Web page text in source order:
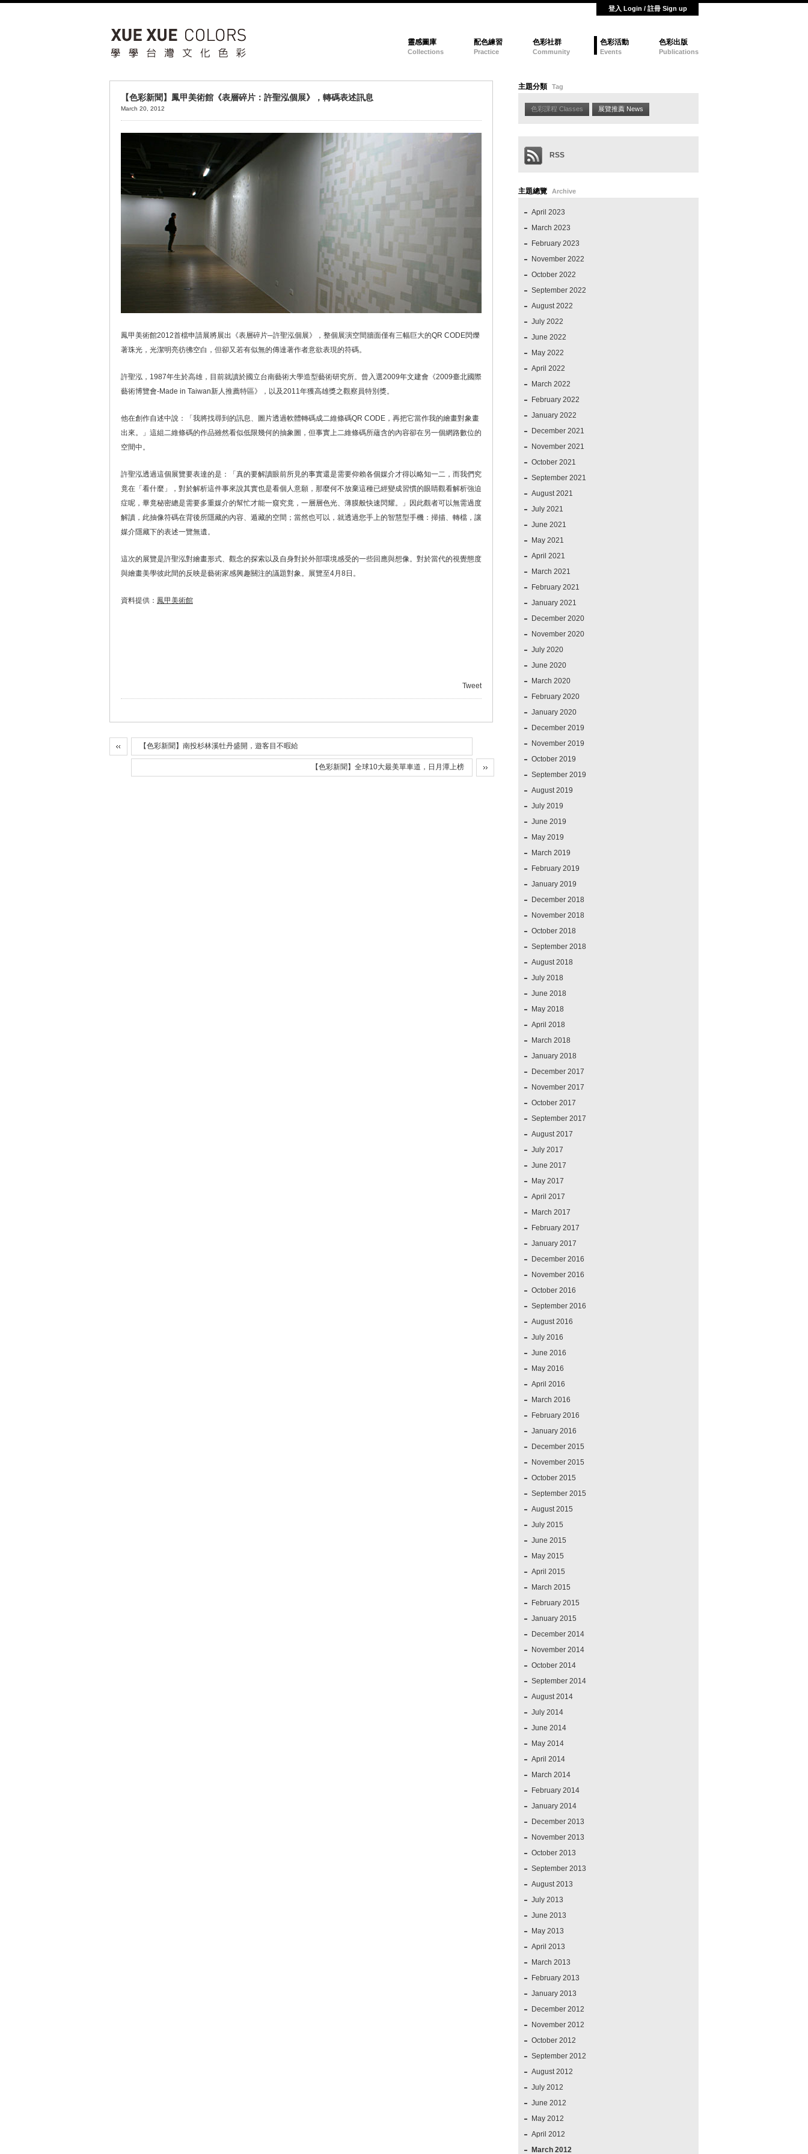
登入 Login / 註冊 Sign up
靈感圖庫
Collections
配色練習
Practice
色彩社群
Community
色彩活動
Events
色彩出版
Publications
【色彩新聞】鳳甲美術館《表層碎片：許聖泓個展》，轉碼表述訊息
March 20, 2012
鳳甲美術館2012首檔申請展將展出《表層碎片─許聖泓個展》，整個展演空間牆面僅有三幅巨大的QR CODE閃爍
著珠光，光潔明亮彷彿空白，但卻又若有似無的傳達著作者意欲表現的符碼。
許聖泓，1987年生於高雄，目前就讀於國立台南藝術大學造型藝術研究所。曾入選2009年文建會《2009臺北國際
藝術博覽會-Made in Taiwan新人推薦特區》，以及2011年獲高雄獎之觀察員特別獎。
他在創作自述中說：「我將找尋到的訊息、圖片透過軟體轉碼成二維條碼QR CODE，再把它當作我的繪畫對象畫
出來。」這組二維條碼的作品雖然看似低限幾何的抽象圖，但事實上二維條碼所蘊含的內容卻在另一個網路數位的
空間中。
許聖泓透過這個展覽要表達的是：「真的要解讀眼前所見的事實還是需要仰賴各個媒介才得以略知一二，而我們究
竟在「看什麼」，對於解析這件事來說其實也是看個人意願，那麼何不放棄這種已經變成習慣的眼睛觀看解析強迫
症呢，畢竟秘密總是需要多重媒介的幫忙才能一窺究竟，一層層色光、薄膜般快速閃耀。」因此觀者可以無需過度
解讀，此抽像符碼在背後所隱藏的內容、遁藏的空間；當然也可以，就透過您手上的智慧型手機：掃描、轉檔，讓
媒介隱藏下的表述一覽無遺。
這次的展覽是許聖泓對繪畫形式、觀念的探索以及自身對於外部環境感受的一些回應與想像。對於當代的視覺態度
與繪畫美學彼此間的反映是藝術家感興趣關注的議題對象。展覽至4月8日。
資料提供： 鳳甲美術館
Tweet
【色彩新聞】南投杉林溪牡丹盛開，遊客目不暇給
【色彩新聞】全球10大最美單車道，日月潭上榜
主題分類 Tag
色彩課程 Classes 展覽推薦 News
RSS
主題總覽 Archive
April 2023
March 2023
February 2023
November 2022
October 2022
September 2022
August 2022
July 2022
June 2022
May 2022
April 2022
March 2022
February 2022
January 2022
December 2021
November 2021
October 2021
September 2021
August 2021
July 2021
June 2021
May 2021
April 2021
March 2021
February 2021
January 2021
December 2020
November 2020
July 2020
June 2020
March 2020
February 2020
January 2020
December 2019
November 2019
October 2019
September 2019
August 2019
July 2019
June 2019
May 2019
March 2019
February 2019
January 2019
December 2018
November 2018
October 2018
September 2018
August 2018
July 2018
June 2018
May 2018
April 2018
March 2018
January 2018
December 2017
November 2017
October 2017
September 2017
August 2017
July 2017
June 2017
May 2017
April 2017
March 2017
February 2017
January 2017
December 2016
November 2016
October 2016
September 2016
August 2016
July 2016
June 2016
May 2016
April 2016
March 2016
February 2016
January 2016
December 2015
November 2015
October 2015
September 2015
August 2015
July 2015
June 2015
May 2015
April 2015
March 2015
February 2015
January 2015
December 2014
November 2014
October 2014
September 2014
August 2014
July 2014
June 2014
May 2014
April 2014
March 2014
February 2014
January 2014
December 2013
November 2013
October 2013
September 2013
August 2013
July 2013
June 2013
May 2013
April 2013
March 2013
February 2013
January 2013
December 2012
November 2012
October 2012
September 2012
August 2012
July 2012
June 2012
May 2012
April 2012
March 2012